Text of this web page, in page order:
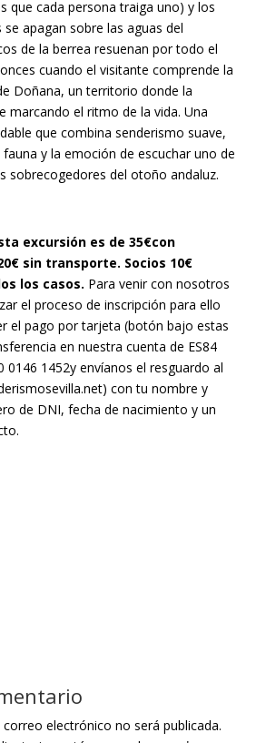
que cada persona traiga uno) y los
apagan sobre las aguas del
de la berrea resuenan por todo el
cuando el visitante comprende la
Doñana, un territorio donde la
marcando el ritmo de la vida. Una
que combina senderismo suave,
y la emoción de escuchar uno de
sobrecogedores del otoño andaluz.
excursión es de 35€con
sin transporte. Socios 10€
los casos. Para venir con nosotros
el proceso de inscripción para ello
el pago por tarjeta (botón bajo estas
en nuestra cuenta de ES84
0146 1452y envíanos el resguardo al
con tu nombre y
de DNI, fecha de nacimiento y un
electrónico no será publicada.